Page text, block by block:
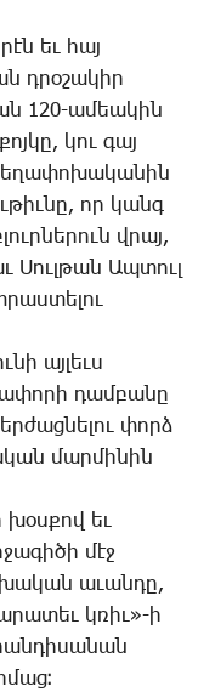
եւ հայ
դրօ­շա­կիր
120-ա­մեա­կին
կու գայ
որ կանգ
վրայ,
­Սուլ­թան Ապ­տուլ
այ­լեւս
դամ­բա­նը
փորձ
մար­մի­նին
խօս­քով եւ
մէջ
ա­ւան­դը,
կռիւ»-ի